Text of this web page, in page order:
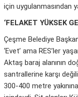
için uygulanmasından
‘FELAKET YÜKSEK
Çeşme Belediye
‘Evet’ ama RES’ler
Aktaş baraj alanının
santrallerine karşı
300-400 metre